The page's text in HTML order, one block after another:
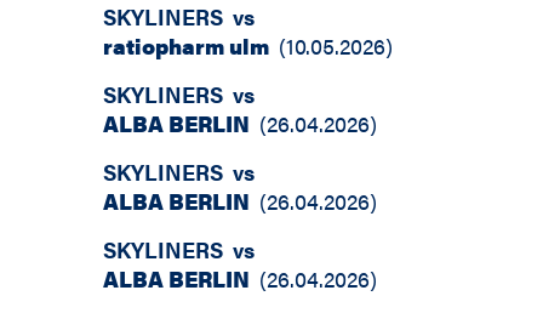
SKYLINERS vs
ratiopharm ulm (10.05.2026)
SKYLINERS vs
ALBA BERLIN (26.04.2026)
SKYLINERS vs
ALBA BERLIN (26.04.2026)
SKYLINERS vs
ALBA BERLIN (26.04.2026)